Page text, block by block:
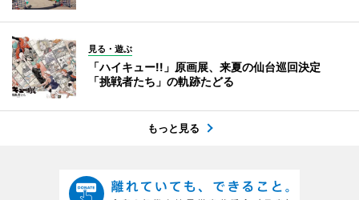
見る・遊ぶ
「ハイキュー!!」原画展、来夏の仙台巡回決定
「挑戦者たち」の軌跡たどる
もっと見る